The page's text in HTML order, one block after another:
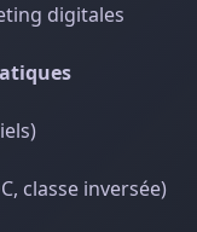
digitales
classe inversée)